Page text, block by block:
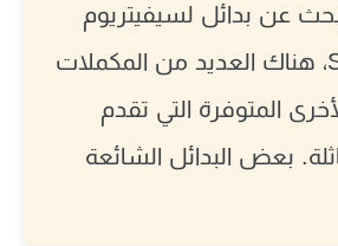
عن بدائل لسيفيتريوم
، هناك العديد من المكملات
المتوفرة التي تقدم
بعض البدائل الشائعة